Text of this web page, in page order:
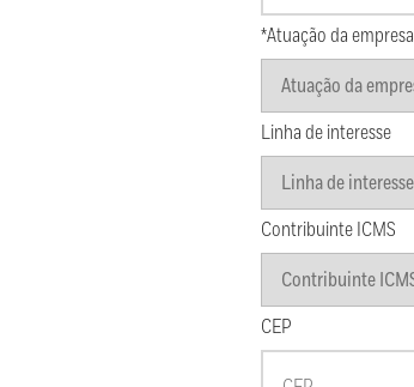
*Atuação da empresa
Linha de interesse
Contribuinte ICMS
CEP